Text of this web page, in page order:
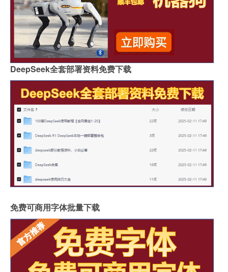
DeepSeek全套部署资料免费下载
免费可商用字体批量下载